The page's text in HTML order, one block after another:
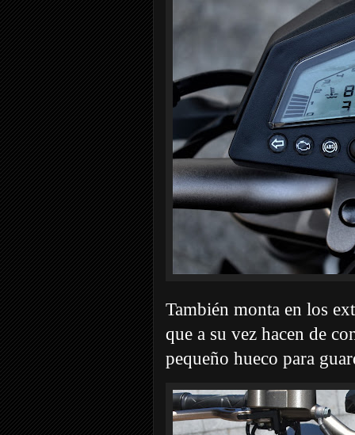
También monta en los
que a su vez hacen de
pequeño hueco para